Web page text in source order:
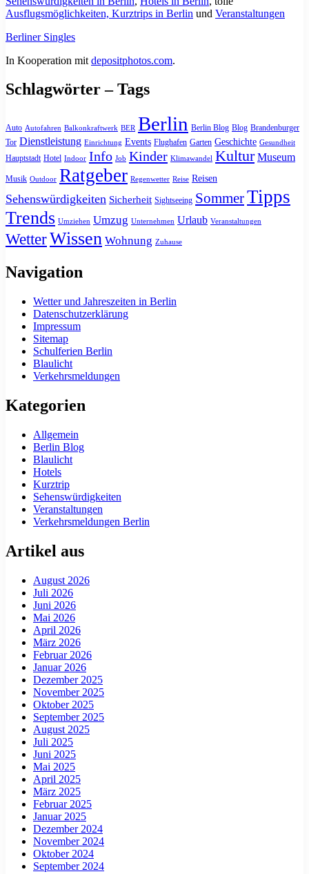
Ausflugsmöglichkeiten, Kurztrips in Berlin und Veranstaltungen
Berliner Singles
In Kooperation mit depositphotos.com.
Schlagwörter – Tags
Auto Autofahren Balkonkraftwerk BER Berlin Berlin Blog Blog Brandenburger
Tor Dienstleistung Einrichtung Events Flughafen Garten Geschichte Gesundheit
Hauptstadt Hotel Indoor Info Job Kinder Klimawandel Kultur Museum
Musik Outdoor Ratgeber Regenwetter Reise Reisen
Sehenswürdigkeiten Sicherheit Sightseeing SommerTipps
Trends Umziehen Umzug Unternehmen Urlaub Veranstaltungen
WetterWissen Wohnung Zuhause
Navigation
Wetter und Jahreszeiten in Berlin
Datenschutzerklärung
Impressum
Sitemap
Schulferien Berlin
Blaulicht
Verkehrsmeldungen
Kategorien
Allgemein
Berlin Blog
Blaulicht
Hotels
Kurztrip
Sehenswürdigkeiten
Veranstaltungen
Verkehrsmeldungen Berlin
Artikel aus
August 2026
Juli 2026
Juni 2026
Mai 2026
April 2026
März 2026
Februar 2026
Januar 2026
Dezember 2025
November 2025
Oktober 2025
September 2025
August 2025
Juli 2025
Juni 2025
Mai 2025
April 2025
März 2025
Februar 2025
Januar 2025
Dezember 2024
November 2024
Oktober 2024
September 2024